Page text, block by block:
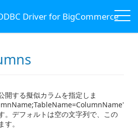
Driver for BigCommerce
開する擬似カラムを指定しま
。デフォルトは空の文字列で、この
。